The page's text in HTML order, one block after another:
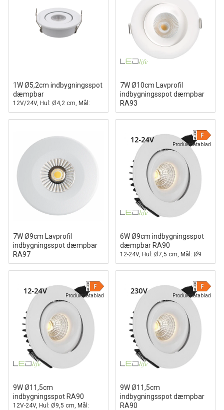
1W Ø5,2cm indbygningsspot
dæmpbar
12V/24V, Hul: Ø4,2 cm, Mål:
Ø5,2 cm, 2,2 cm høj, hvid
7W Ø10cm Lavprofil
indbygningsspot dæmpbar
RA93
Hul: Ø8,3 cm, Mål: Ø10 cm, CCT
7W Ø9cm Lavprofil
indbygningsspot dæmpbar
RA97
Hul: Ø6,8 cm, Mål: Ø9 cm
Produktdatablad
6W Ø9cm indbygningsspot
dæmpbar RA90
12-24V, Hul: Ø7,5 cm, Mål: Ø9
cm, Hvid kant
Produktdatablad
9W Ø11,5cm
indbygningsspot RA90
12V-24V, Hul: Ø9,5 cm, Mål:
Produktdatablad
9W Ø11,5cm
indbygningsspot dæmpbar
RA90